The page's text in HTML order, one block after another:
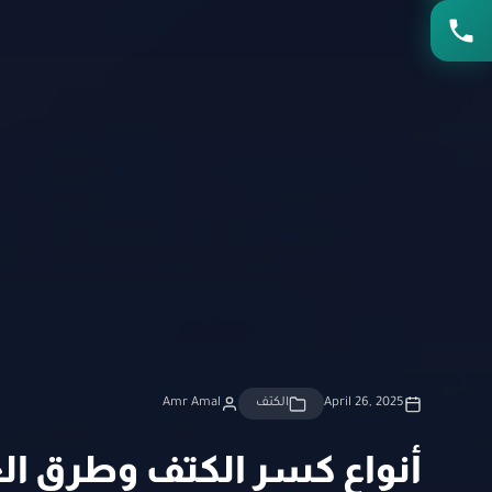
April 26, 2025 الكتف Amr Amal
أنواع كسر الكتف وطرق